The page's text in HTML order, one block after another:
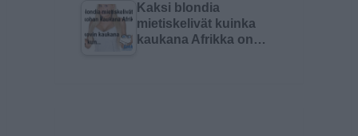
Kaksi blondia
mietiskelivät kuinka
kaukana Afrikka on…